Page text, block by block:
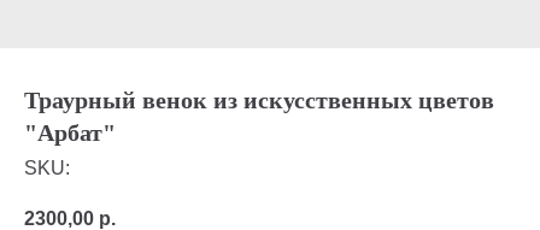
Траурный венок из искусственных цветов
"Арбат"
SKU:
2300,00 р.